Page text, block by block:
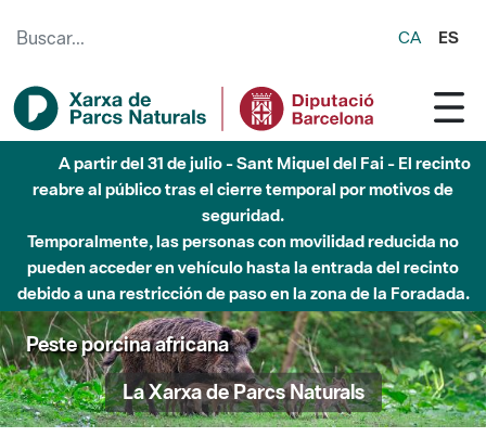
CA ES
A partir del 31 de julio - Sant Miquel del Fai - El recinto
reabre al público tras el cierre temporal por motivos de
seguridad.
Temporalmente, las personas con movilidad reducida no
pueden acceder en vehículo hasta la entrada del recinto
debido a una restricción de paso en la zona de la Foradada.
Peste porcina africana
La Xarxa de Parcs Naturals